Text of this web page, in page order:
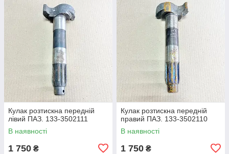
Кулак розтискна передній
лівий ПАЗ. 133-3502111
В наявності
1 750 ₴
Кулак розтискна передній
правий ПАЗ. 133-3502110
В наявності
1 750 ₴